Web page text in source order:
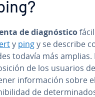
de dia­g­nó­s­ti­co
y pingy se describe
todavía más
de los usuarios
in­fo­r­ma­ción sobre
de